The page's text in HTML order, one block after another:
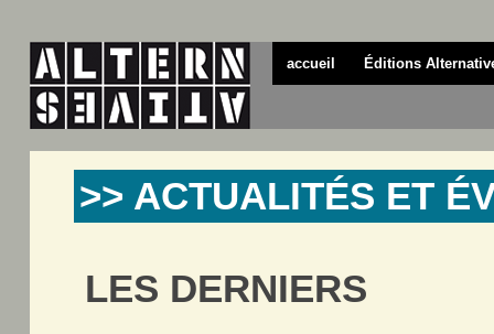
accueil Éditions
>> ACTUALITÉS ET
LES DERNIERS